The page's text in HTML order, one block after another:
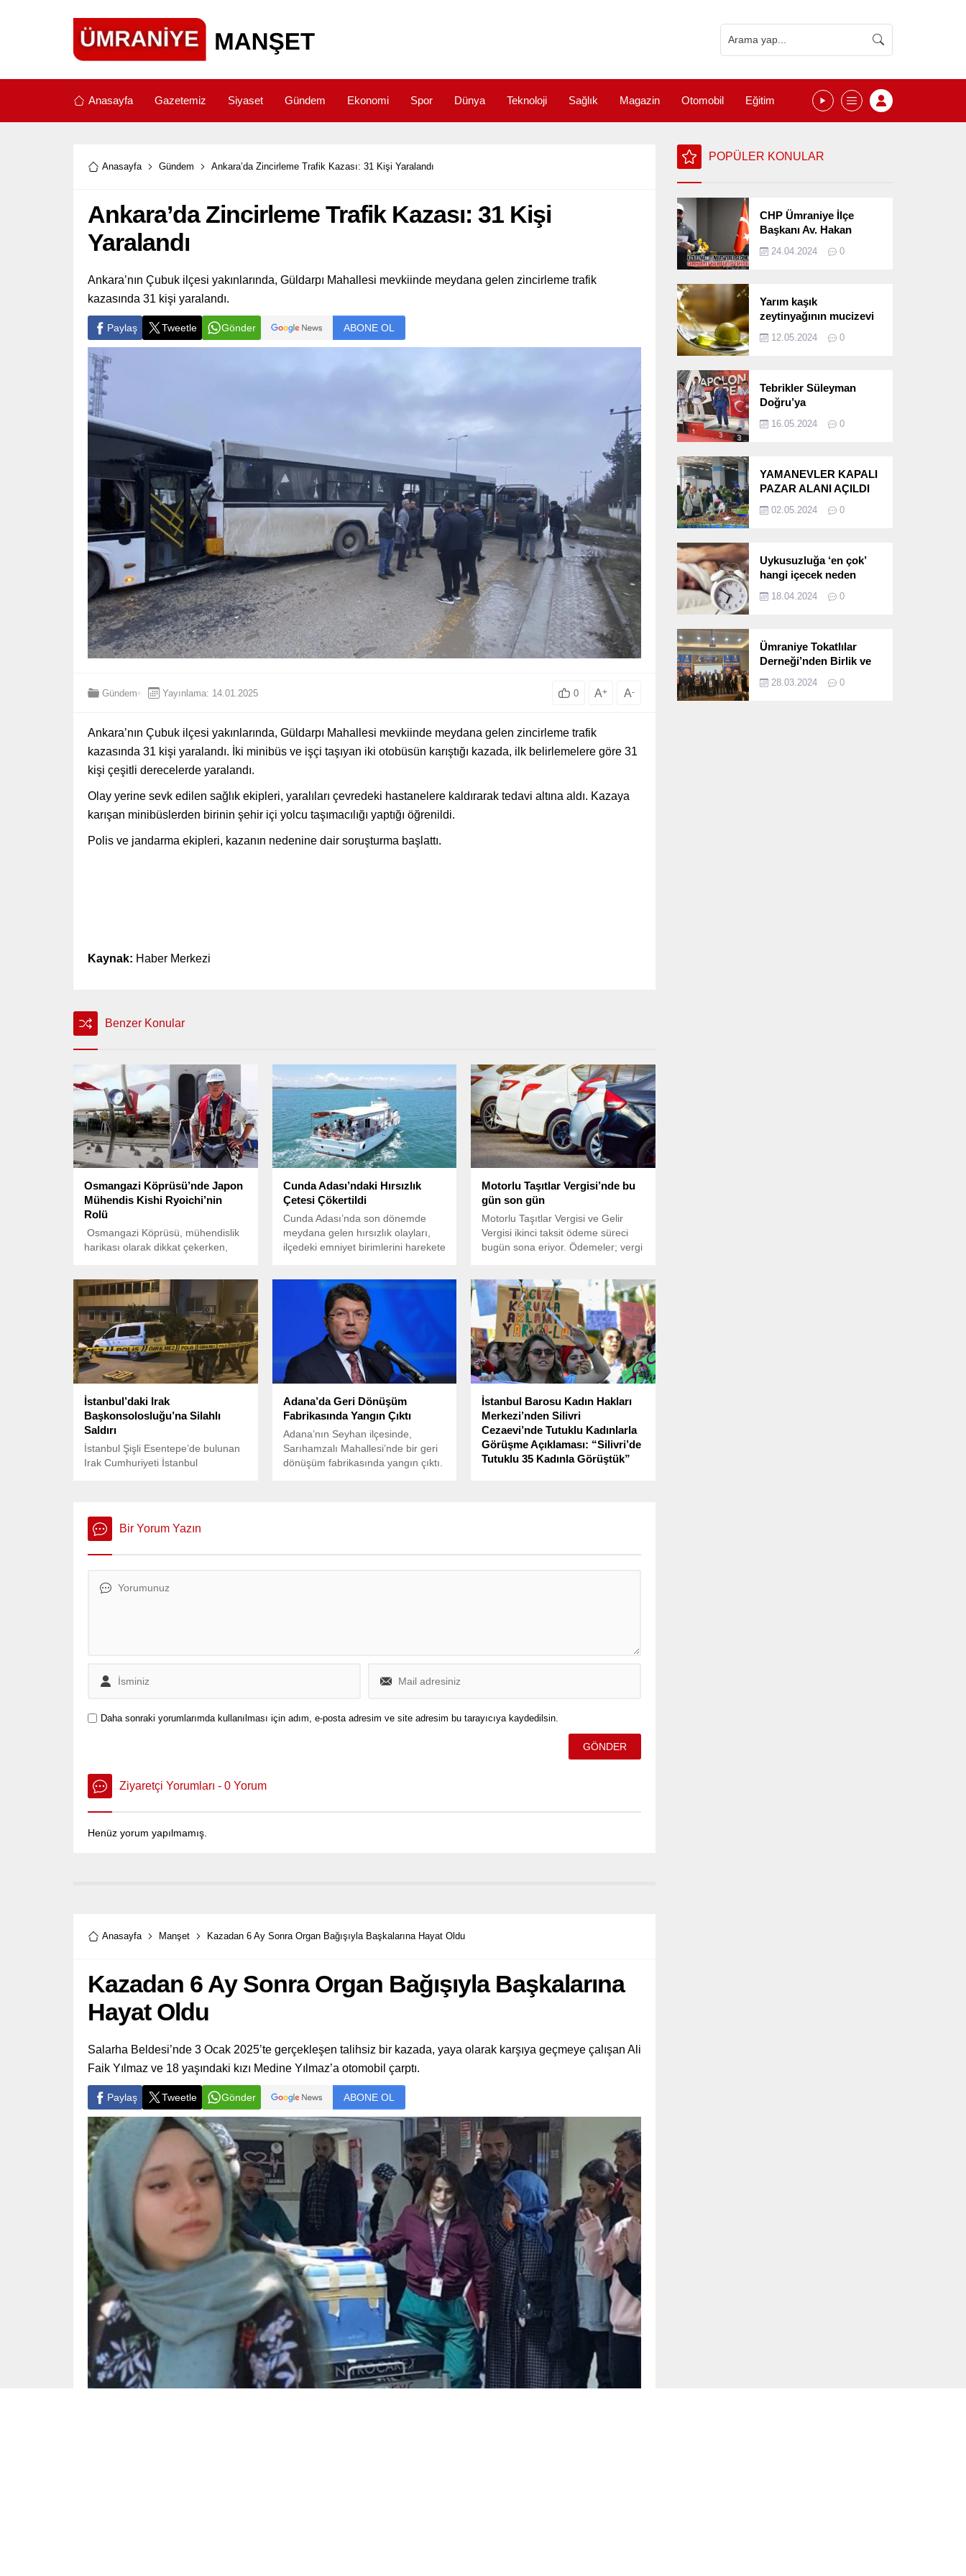
Anasayfa Gazetemiz Siyaset Gündem Ekonomi Spor Dünya Teknoloji Sağlık Magazin Otomobil Eğitim
Anasayfa Gündem Ankara’da Zincirleme Trafik Kazası: 31 Kişi Yaralandı
Ankara’da Zincirleme Trafik Kazası: 31 Kişi
Yaralandı
Ankara’nın Çubuk ilçesi yakınlarında, Güldarpı Mahallesi mevkiinde meydana gelen zincirleme trafik
kazasında 31 kişi yaralandı.
Paylaş Tweetle Gönder ABONE OL
Gündem Yayınlama: 14.01.2025 0 A+ A-
Ankara’nın Çubuk ilçesi yakınlarında, Güldarpı Mahallesi mevkiinde meydana gelen zincirleme trafik
kazasında 31 kişi yaralandı. İki minibüs ve işçi taşıyan iki otobüsün karıştığı kazada, ilk belirlemelere göre 31
kişi çeşitli derecelerde yaralandı.
Olay yerine sevk edilen sağlık ekipleri, yaralıları çevredeki hastanelere kaldırarak tedavi altına aldı. Kazaya
karışan minibüslerden birinin şehir içi yolcu taşımacılığı yaptığı öğrenildi.
Polis ve jandarma ekipleri, kazanın nedenine dair soruşturma başlattı.
Kaynak: Haber Merkezi
Benzer Konular
Osmangazi Köprüsü’nde Japon
Mühendis Kishi Ryoichi’nin
Rolü
Osmangazi Köprüsü, mühendislik
harikası olarak dikkat çekerken,
da büyük bir öneme sahiptir.
Cunda Adası’ndaki Hırsızlık
Çetesi Çökertildi
Cunda Adası’nda son dönemde
meydana gelen hırsızlık olayları,
ilçedeki emniyet birimlerini harekete
Motorlu Taşıtlar Vergisi’nde bu
gün son gün
Motorlu Taşıtlar Vergisi ve Gelir
Vergisi ikinci taksit ödeme süreci
bugün sona eriyor. Ödemeler; vergi
İstanbul’daki Irak
Başkonsolosluğu’na Silahlı
Saldırı
İstanbul Şişli Esentepe’de bulunan
Irak Cumhuriyeti İstanbul
saldırı düzenlendi. Olayda şans
eseri can ve mal kaybı
Adana’da Geri Dönüşüm
Fabrikasında Yangın Çıktı
Adana’nın Seyhan ilçesinde,
Sarıhamzalı Mahallesi’nde bir geri
dönüşüm fabrikasında yangın çıktı.
İstanbul Barosu Kadın Hakları
Merkezi’nden Silivri
Cezaevi’nde Tutuklu Kadınlarla
Görüşme Açıklaması: “Silivri’de
Tutuklu 35 Kadınla Görüştük”
Bir Yorum Yazın
Daha sonraki yorumlarımda kullanılması için adım, e-posta adresim ve site adresim bu tarayıcıya kaydedilsin.
Ziyaretçi Yorumları - 0 Yorum
Henüz yorum yapılmamış.
Anasayfa Manşet Kazadan 6 Ay Sonra Organ Bağışıyla Başkalarına Hayat Oldu
Kazadan 6 Ay Sonra Organ Bağışıyla Başkalarına
Hayat Oldu
Salarha Beldesi’nde 3 Ocak 2025’te gerçekleşen talihsiz bir kazada, yaya olarak karşıya geçmeye çalışan Ali
Faik Yılmaz ve 18 yaşındaki kızı Medine Yılmaz’a otomobil çarptı.
Paylaş Tweetle Gönder ABONE OL
POPÜLER KONULAR
CHP Ümraniye İlçe
Başkanı Av. Hakan
Seçimlerini
24.04.2024 0
Yarım kaşık
zeytinyağının mucizevi
12.05.2024 0
Tebrikler Süleyman
Doğru’ya
16.05.2024 0
YAMANEVLER KAPALI
PAZAR ALANI AÇILDI
02.05.2024 0
Uykusuzluğa ‘en çok’
hangi içecek neden
18.04.2024 0
Ümraniye Tokatlılar
Derneği’nden Birlik ve
Programı
28.03.2024 0